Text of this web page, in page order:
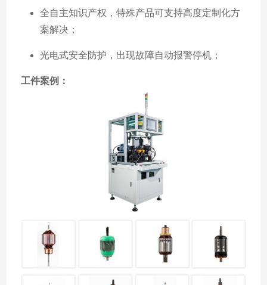
全自主知识产权，特殊产品可支持高度定制化方
案解决；
光电式安全防护，出现故障自动报警停机；
工件案例：